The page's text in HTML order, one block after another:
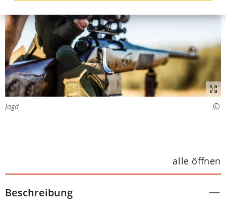
Jagd
alle öffnen
Beschreibung